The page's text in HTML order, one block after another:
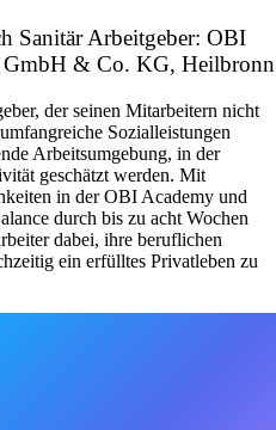
Sanitär Arbeitgeber: OBI
& Co. KG, Heilbronn
der seinen Mitarbeitern nicht
Sozialleistungen
Arbeitsumgebung, in der
geschätzt werden. Mit
in der OBI Academy und
durch bis zu acht Wochen
dabei, ihre beruflichen
ein erfülltes Privatleben zu